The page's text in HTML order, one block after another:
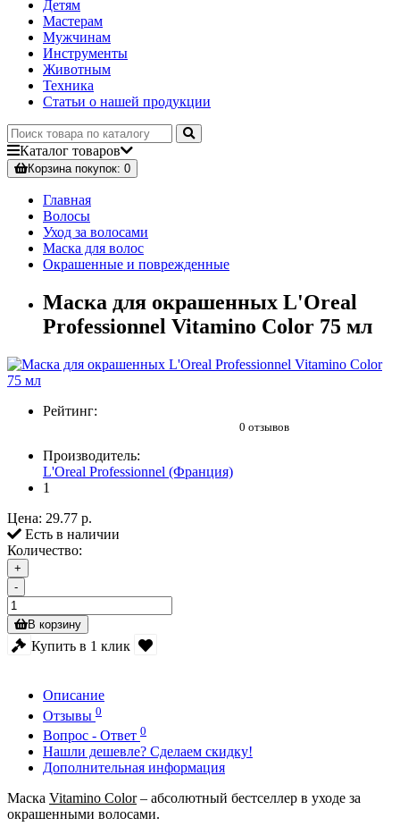
Детям
Мастерам
Мужчинам
Инструменты
Животным
Техника
Статьи о нашей продукции
Каталог товаров
Корзинапокупок: 0
Главная
Волосы
Уход за волосами
Маска для волос
Окрашенные и поврежденные
Маска для окрашенных L'Oreal
Professionnel Vitamino Color 75 мл
Рейтинг:
0 отзывов
Производитель:
L'Oreal Professionnel (Франция)
1
Цена: 29.77 р.
Есть в наличии
Количество:
+
-
В корзину
Купить в 1 клик
Описание
Отзывы 0
Вопрос - Ответ 0
Нашли дешевле? Сделаем скидку!
Дополнительная информация
Маска Vitamino Color– абсолютный бестселлер в уходе за
окрашенными волосами.